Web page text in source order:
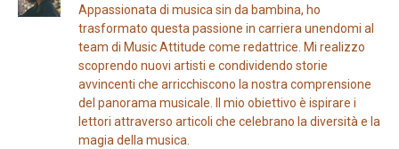
Appassionata di musica sin da bambina, ho
trasformato questa passione in carriera unendomi al
team di Music Attitude come redattrice. Mi realizzo
scoprendo nuovi artisti e condividendo storie
avvincenti che arricchiscono la nostra comprensione
del panorama musicale. Il mio obiettivo è ispirare i
lettori attraverso articoli che celebrano la diversità e la
magia della musica.